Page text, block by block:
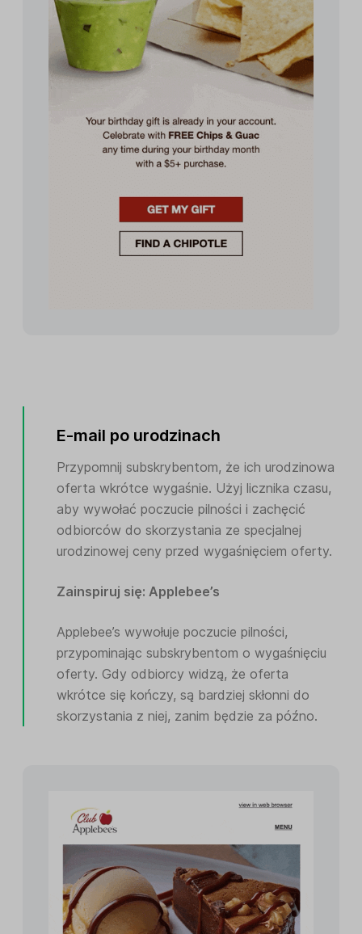
E-mail po urodzinach
Przypomnij subskrybentom, że ich urodzinowa
oferta wkrótce wygaśnie. Użyj licznika czasu,
aby wywołać poczucie pilności i zachęcić
odbiorców do skorzystania ze specjalnej
urodzinowej ceny przed wygaśnięciem oferty.
Zainspiruj się: Applebee’s
Applebee’s wywołuje poczucie pilności,
przypominając subskrybentom o wygaśnięciu
oferty. Gdy odbiorcy widzą, że oferta
wkrótce się kończy, są bardziej skłonni do
skorzystania z niej, zanim będzie za późno.